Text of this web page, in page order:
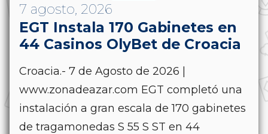
7 agosto, 2026
EGT Instala 170 Gabinetes en
44 Casinos OlyBet de Croacia
Croacia.- 7 de Agosto de 2026 |
www.zonadeazar.com EGT completó una
instalación a gran escala de 170 gabinetes
de tragamonedas S 55 S ST en 44